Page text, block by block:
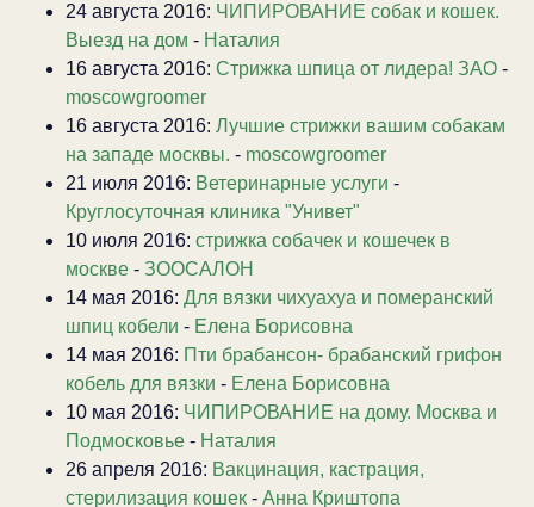
24 августа 2016: ЧИПИРОВАНИЕ собак и кошек.
Выезд на дом - Наталия
16 августа 2016: Стрижка шпица от лидера! ЗАО -
moscowgroomer
16 августа 2016: Лучшие стрижки вашим собакам
на западе москвы. - moscowgroomer
21 июля 2016: Ветеринарные услуги -
Круглосуточная клиника "Унивет"
10 июля 2016: стрижка собачек и кошечек в
москве - ЗООСАЛОН
14 мая 2016: Для вязки чихуахуа и померанский
шпиц кобели - Елена Борисовна
14 мая 2016: Пти брабансон- брабанский грифон
кобель для вязки - Елена Борисовна
10 мая 2016: ЧИПИРОВАНИЕ на дому. Москва и
Подмосковье - Наталия
26 апреля 2016: Вакцинация, кастрация,
стерилизация кошек - Анна Криштопа